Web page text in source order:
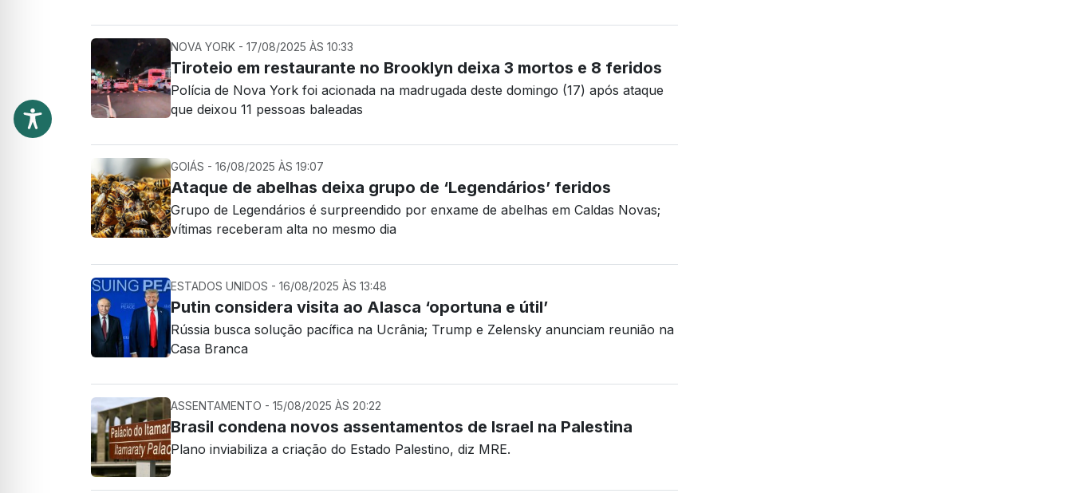
NOVA YORK - 17/08/2025 ÀS 10:33
Tiroteio em restaurante no Brooklyn deixa 3 mortos e 8 feridos
Polícia de Nova York foi acionada na madrugada deste domingo (17) após ataque
que deixou 11 pessoas baleadas
GOIÁS - 16/08/2025 ÀS 19:07
Ataque de abelhas deixa grupo de ‘Legendários’ feridos
Grupo de Legendários é surpreendido por enxame de abelhas em Caldas Novas;
vítimas receberam alta no mesmo dia
ESTADOS UNIDOS - 16/08/2025 ÀS 13:48
Putin considera visita ao Alasca ‘oportuna e útil’
Rússia busca solução pacífica na Ucrânia; Trump e Zelensky anunciam reunião na
Casa Branca
ASSENTAMENTO - 15/08/2025 ÀS 20:22
Brasil condena novos assentamentos de Israel na Palestina
Plano inviabiliza a criação do Estado Palestino, diz MRE.